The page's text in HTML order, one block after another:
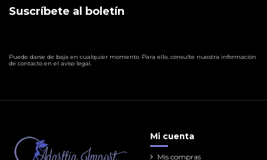
Suscríbete al boletín
Puede darse de baja en cualquier momento. Para ello, consulte nuestra información
de contacto en el aviso legal.
Mi cuenta
Mis compras